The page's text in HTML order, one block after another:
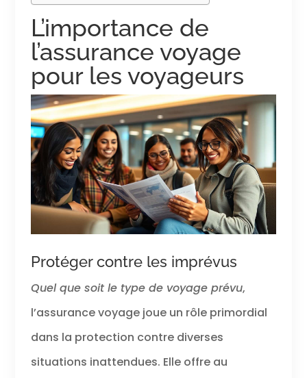
L’importance de
l’assurance voyage
pour les voyageurs
Protéger contre les imprévus
Quel que soit le type de voyage prévu,
l’assurance voyage joue un rôle primordial
dans la protection contre diverses
situations inattendues. Elle offre au